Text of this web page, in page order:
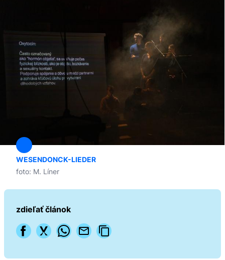
WESENDONCK-LIEDER
foto: M. Líner
zdieľať článok